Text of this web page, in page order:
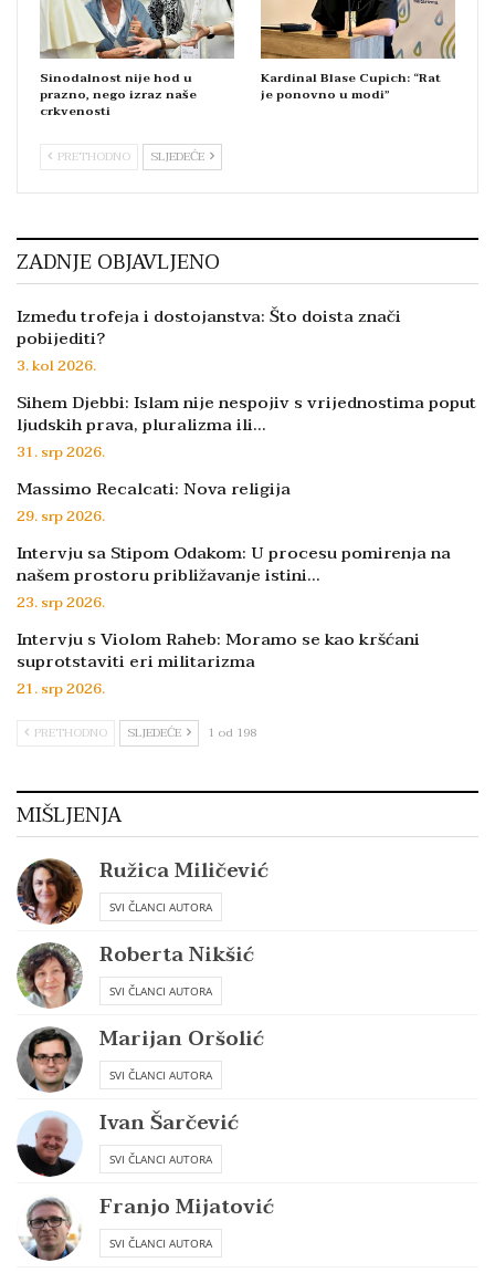
Sinodalnost nije hod u
prazno, nego izraz naše
crkvenosti
Kardinal Blase Cupich: “Rat
je ponovno u modi”
PRETHODNO SLJEDEĆE
ZADNJE OBJAVLJENO
Između trofeja i dostojanstva: Što doista znači
pobijediti?
3. kol 2026.
Sihem Djebbi: Islam nije nespojiv s vrijednostima poput
ljudskih prava, pluralizma ili…
31. srp 2026.
Massimo Recalcati: Nova religija
29. srp 2026.
Intervju sa Stipom Odakom: U procesu pomirenja na
našem prostoru približavanje istini…
23. srp 2026.
Intervju s Violom Raheb: Moramo se kao kršćani
suprotstaviti eri militarizma
21. srp 2026.
PRETHODNO SLJEDEĆE 1 od 198
MIŠLJENJA
Ružica Miličević
SVI ČLANCI AUTORA
Roberta Nikšić
SVI ČLANCI AUTORA
Marijan Oršolić
SVI ČLANCI AUTORA
Ivan Šarčević
SVI ČLANCI AUTORA
Franjo Mijatović
SVI ČLANCI AUTORA